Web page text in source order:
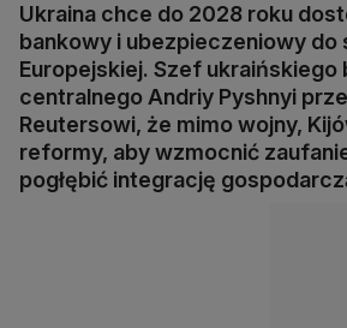
Ukraina chce do 2028 roku
bankowy i ubezpieczeniowy do
Europejskiej. Szef ukraińskiego
centralnego Andriy Pyshnyi
Reutersowi, że mimo wojny,
reformy, aby wzmocnić
pogłębić integrację